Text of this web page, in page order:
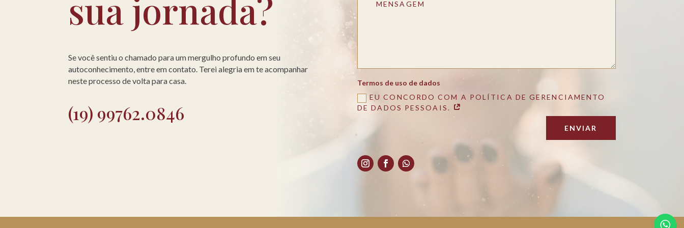
sua jornada?
Se você sentiu o chamado para um mergulho profundo em seu
autoconhecimento, entre em contato. Terei alegria em te acompanhar
neste processo de volta para casa.
(19) 99762.0846
Termos de uso de dados
EU CONCORDO COM A POLÍTICA DE GERENCIAMENTO
DE DADOS PESSOAIS.
ENVIAR